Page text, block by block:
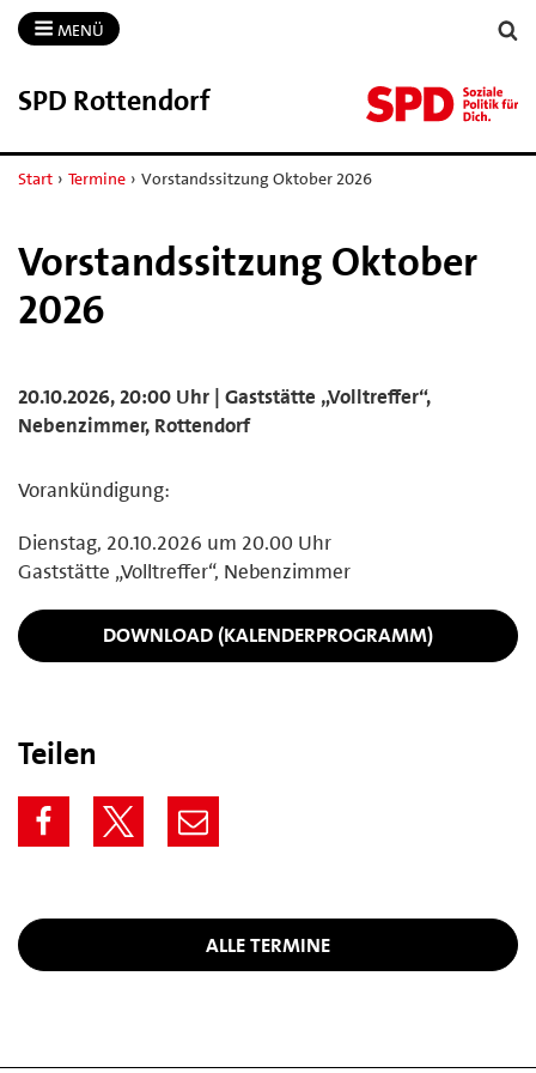
MENÜ
SPD Rottendorf
Start › Termine › Vorstandssitzung Oktober 2026
Vorstandssitzung Oktober
2026
20.10.2026, 20:00 Uhr | Gaststätte „Volltreffer“,
Nebenzimmer, Rottendorf
Vorankündigung:
Dienstag, 20.10.2026 um 20.00 Uhr
Gaststätte „Volltreffer“, Nebenzimmer
DOWNLOAD (KALENDERPROGRAMM)
Teilen
ALLE TERMINE